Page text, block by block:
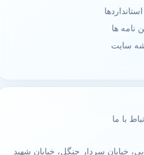
نامه ها
سایت
با ما
خیابان سردار جنگل، خیابان شهید